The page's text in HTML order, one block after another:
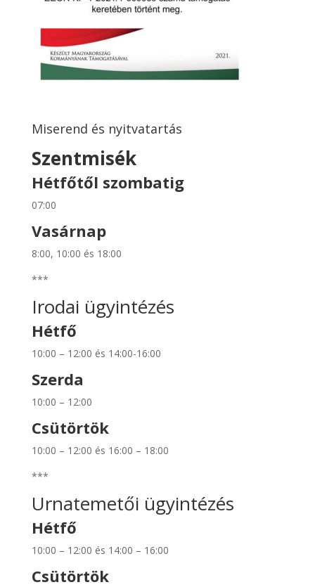
Miserend és nyitvatartás
Szentmisék
Hétfőtől szombatig
07:00
Vasárnap
8:00, 10:00 és 18:00
***
Irodai ügyintézés
Hétfő
10:00 – 12:00 és 14:00-16:00
Szerda
10:00 – 12:00
Csütörtök
10:00 – 12:00 és 16:00 – 18:00
***
Urnatemetői ügyintézés
Hétfő
10:00 – 12:00 és 14:00 – 16:00
Csütörtök